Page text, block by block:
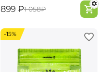
‍899‍ ₽‍1 058‍₽
-15%